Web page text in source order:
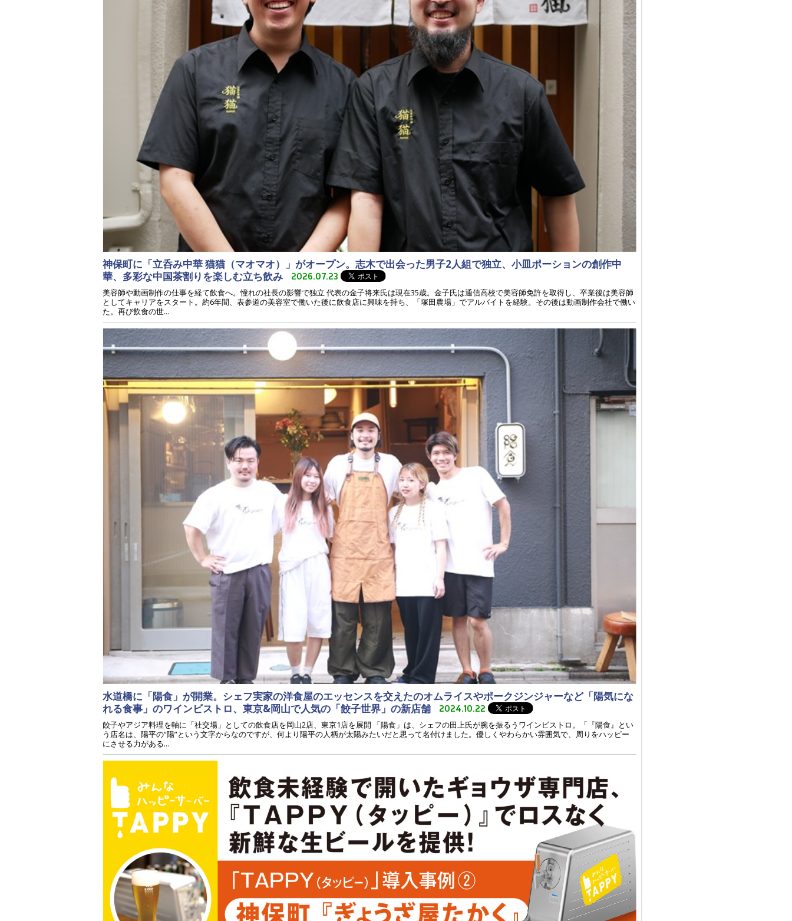
神保町に「立呑み中華 猫猫（マオマオ）」がオープン。志木で出会った男子2人組で独立、小皿ポーションの創作中
華、多彩な中国茶割りを楽しむ立ち飲み
2026.07.23
美容師や動画制作の仕事を経て飲食へ。憧れの社長の影響で独立 代表の金子将来氏は現在35歳。金子氏は通信高校で美容師免許を取得し、卒業後は美容師
としてキャリアをスタート。約6年間、表参道の美容室で働いた後に飲食店に興味を持ち、「塚田農場」でアルバイトを経験。その後は動画制作会社で働い
た。再び飲食の世...
水道橋に「陽食」が開業。シェフ実家の洋食屋のエッセンスを交えたのオムライスやポークジンジャーなど「陽気にな
れる食事」のワインビストロ、東京&岡山で人気の「餃子世界」の新店舗
2024.10.22
餃子やアジア料理を軸に「社交場」としての飲食店を岡山2店、東京1店を展開 「陽食」は、シェフの田上氏が腕を振るうワインビストロ。「『陽食』とい
う店名は、陽平の“陽”という文字からなのですが、何より陽平の人柄が太陽みたいだと思って名付けました。優しくやわらかい雰囲気で、周りをハッピー
にさせる力がある...